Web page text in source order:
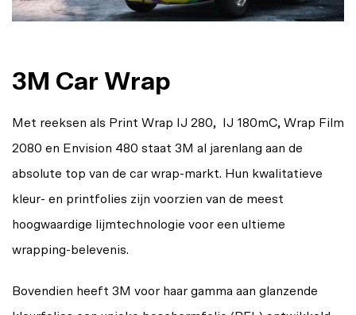
3M Car Wrap
Met reeksen als Print Wrap IJ 280, IJ 180mC, Wrap Film
2080 en Envision 480 staat 3M al jarenlang aan de
absolute top van de car wrap-markt. Hun kwalitatieve
kleur- en printfolies zijn voorzien van de meest
hoogwaardige lijmtechnologie voor een ultieme
wrapping-belevenis.
Bovendien heeft 3M voor haar gamma aan glanzende